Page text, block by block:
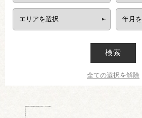
検索
全ての選択を解除